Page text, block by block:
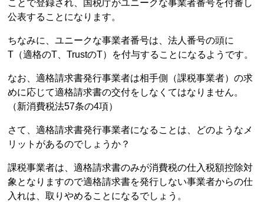
ことで登録され、国税庁がユニークな事業者番号を付番し
公表することになります。
ちなみに、ユニークな事業者番号は、法人番号の頭に
T（適格のT、TrustのT）を付与することになるようです。
なお、適格請求書発行事業者は相手側（課税事業者）の求
めに応じて適格請求書の交付をしなくてはなりません。
（新消費税法57条の4項）
さて、適格請求書発行事業者になることは、どのようなメ
リットがあるのでしょうか？
課税事業者は、適格請求書のみが消費税の仕入税額控除対
象となりますので適格請求書を発行しない事業者からの仕
入れは、取りやめることになるでしょう。